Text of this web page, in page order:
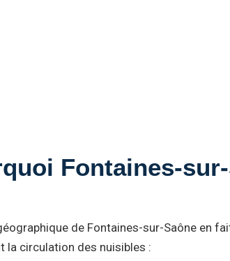
Fontaines-
de Fontaines-sur-Saône en
la circulation des nuisibles :